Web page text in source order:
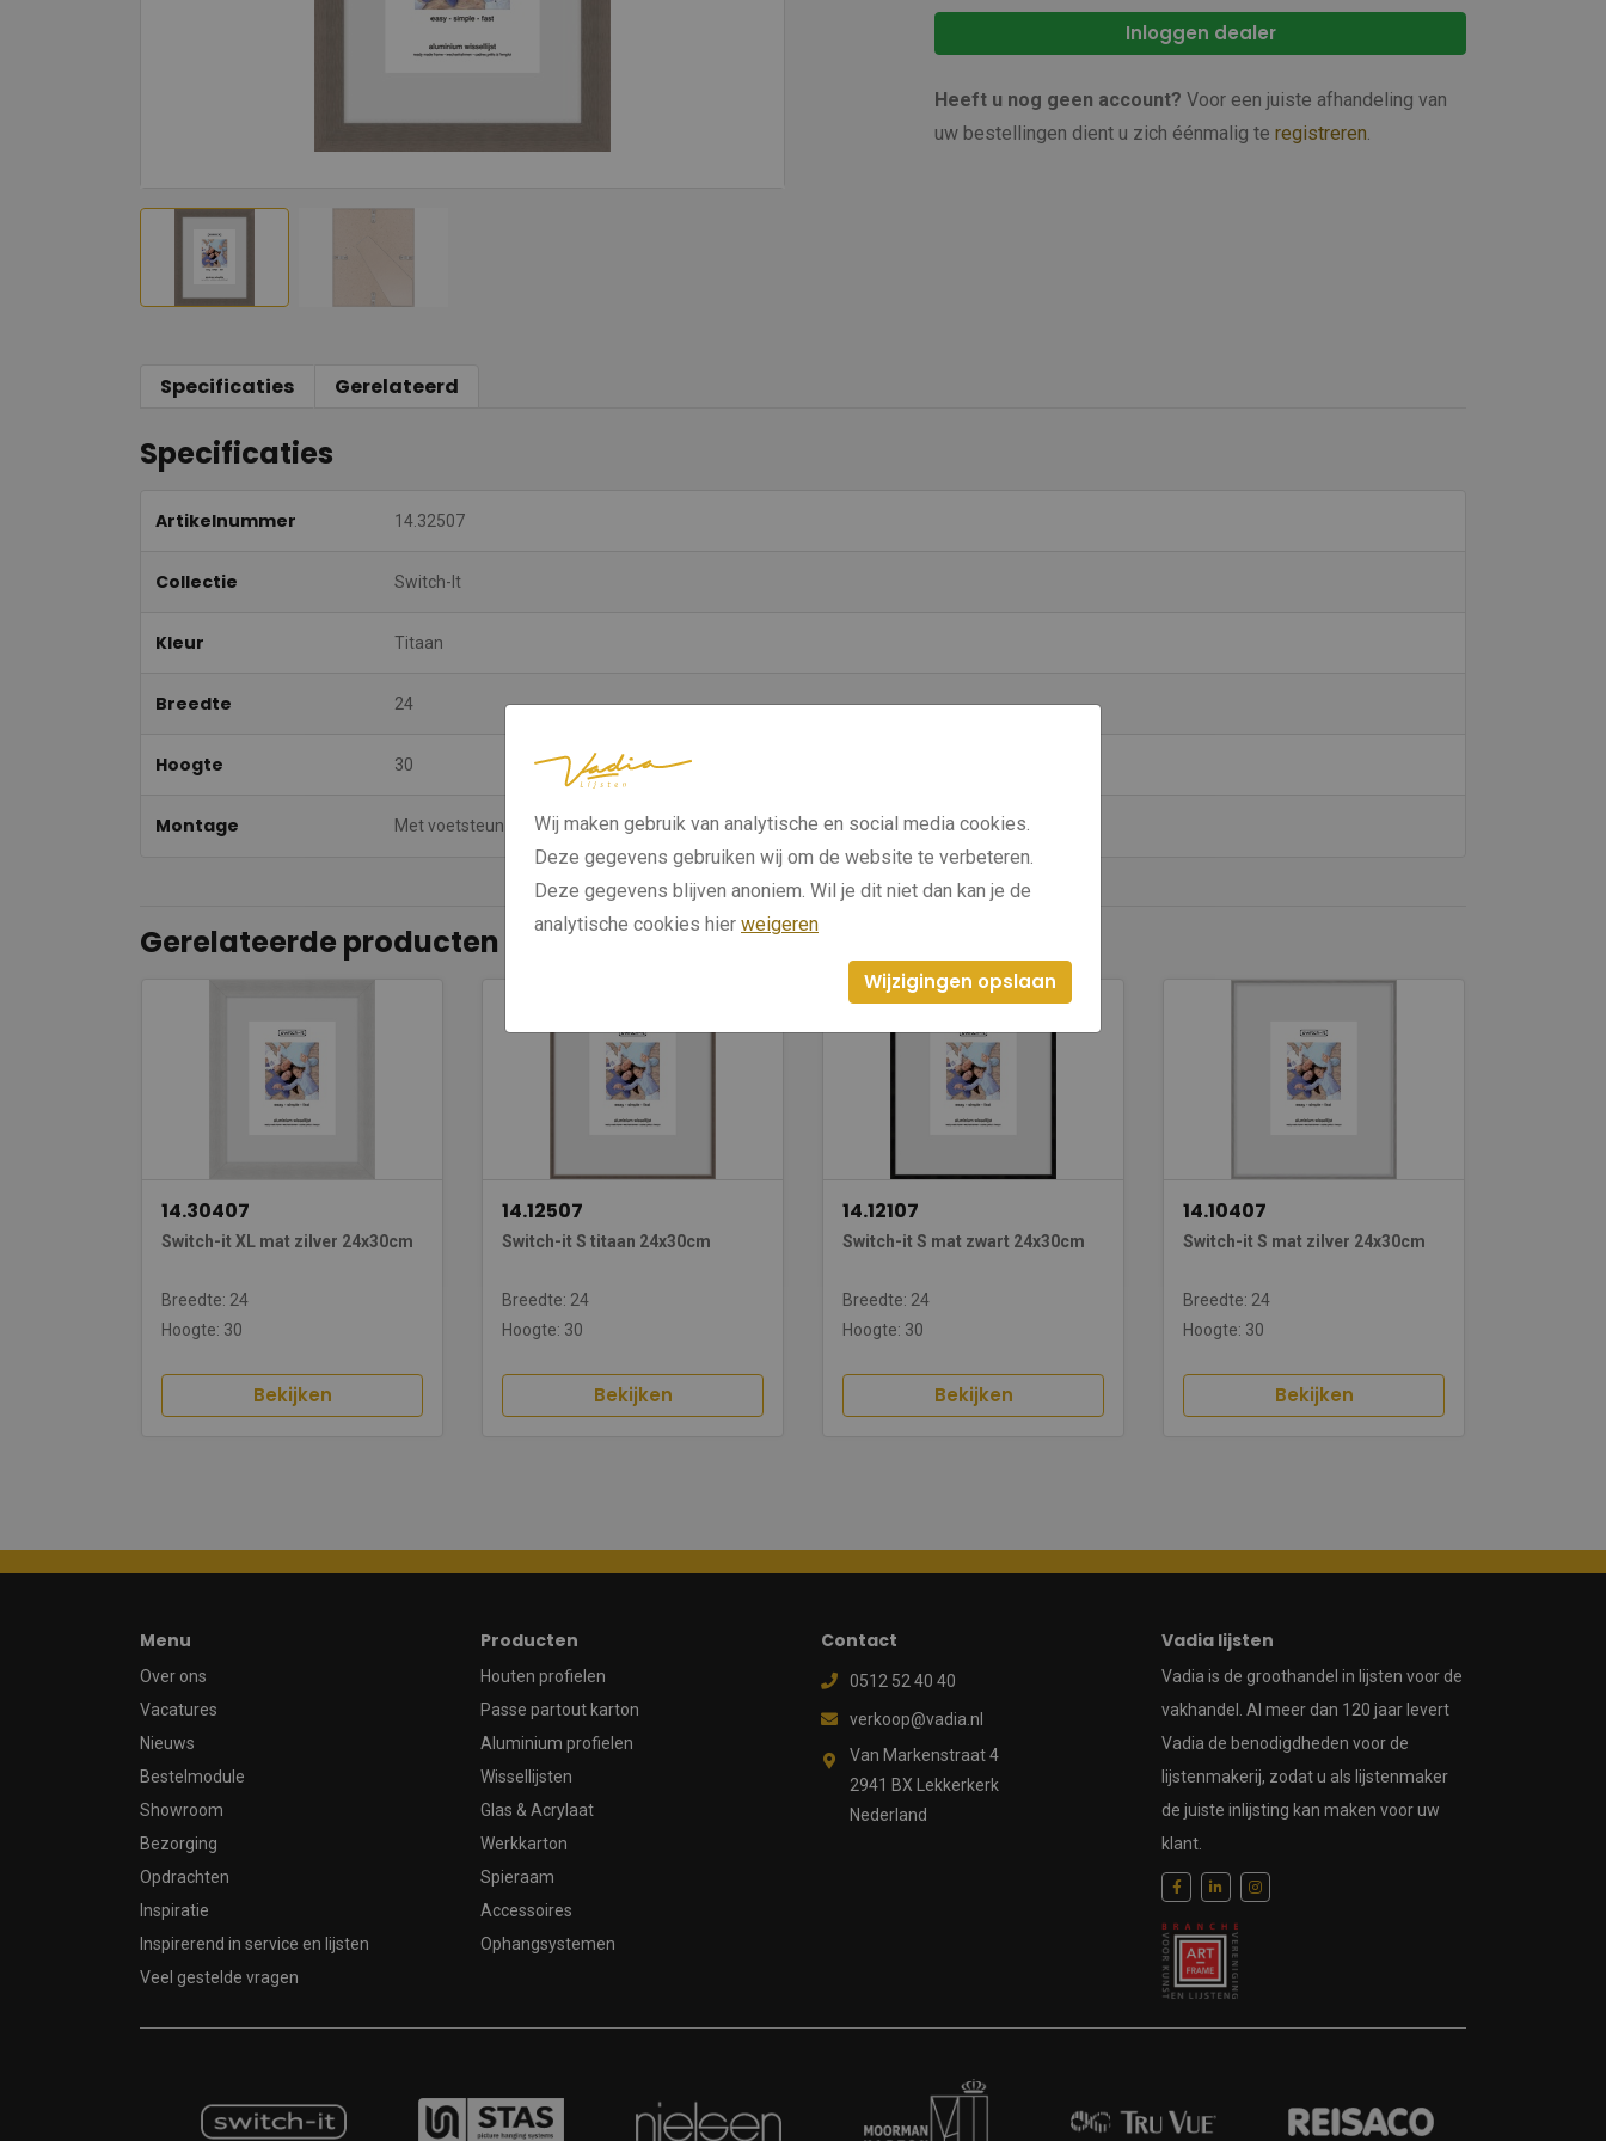
Inloggen dealer
Heeft u nog geen account? Voor een juiste afhandeling van
uw bestellingen dient u zich éénmalig te registreren.
Specificaties Gerelateerd
Specificaties
Artikelnummer 14.32507
Collectie Switch-It
Kleur Titaan
Breedte 24
Hoogte 30
Montage Met voetsteun
Gerelateerde producten
14.30407
Switch-it XL mat zilver 24x30cm
Breedte: 24
Hoogte: 30
Bekijken
14.12507
Switch-it S titaan 24x30cm
Breedte: 24
Hoogte: 30
Bekijken
14.12107
Switch-it S mat zwart 24x30cm
Breedte: 24
Hoogte: 30
Bekijken
14.10407
Switch-it S mat zilver 24x30cm
Breedte: 24
Hoogte: 30
Bekijken
Menu
Over ons
Vacatures
Nieuws
Bestelmodule
Showroom
Bezorging
Opdrachten
Inspiratie
Inspirerend in service en lijsten
Veel gestelde vragen
Producten
Houten profielen
Passe partout karton
Aluminium profielen
Wissellijsten
Glas & Acrylaat
Werkkarton
Spieraam
Accessoires
Ophangsystemen
Contact
0512 52 40 40
verkoop@vadia.nl
Van Markenstraat 4
2941 BX Lekkerkerk
Nederland
Vadia lijsten
Vadia is de groothandel in lijsten voor de
vakhandel. Al meer dan 120 jaar levert
Vadia de benodigdheden voor de
lijstenmakerij, zodat u als lijstenmaker
de juiste inlijsting kan maken voor uw
klant.
Wij maken gebruik van analytische en social media cookies.
Deze gegevens gebruiken wij om de website te verbeteren.
Deze gegevens blijven anoniem. Wil je dit niet dan kan je de
analytische cookies hier weigeren
Wijzigingen opslaan